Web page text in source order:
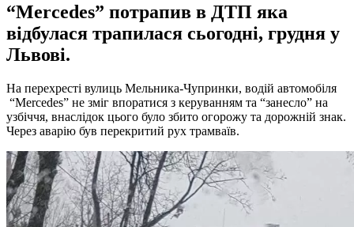
“Mercedes” потрапив в ДТП яка
відбулася трапилася сьогодні, грудня у
Львові.
На перехресті вулиць Мельника-Чупринки, водій автомобіля
“Mercedes” не зміг впоратися з керуванням та “занесло” на
узбіччя, внаслідок цього було збито огорожу та дорожній знак.
Через аварію був перекритий рух трамваїв.